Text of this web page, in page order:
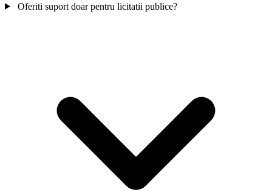
Oferiti suport doar pentru licitatii publice?